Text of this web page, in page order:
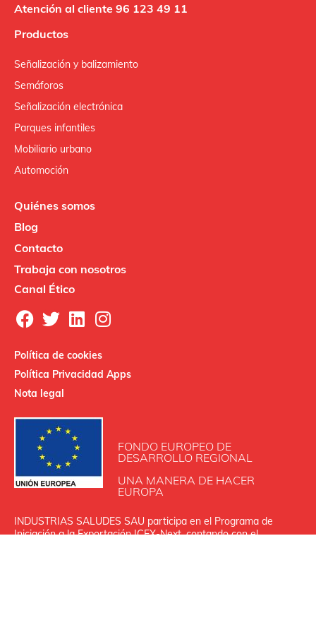
Atención al cliente 96 123 49 11
Productos
Señalización y balizamiento
Semáforos
Señalización electrónica
Parques infantiles
Mobiliario urbano
Automoción
Quiénes somos
Blog
Contacto
Trabaja con nosotros
Canal Ético
Política de cookies
Política Privacidad Apps
Nota legal
FONDO EUROPEO DE
DESARROLLO REGIONAL
UNA MANERA DE HACER
EUROPA
INDUSTRIAS SALUDES SAU participa en el Programa de
Iniciación a la Exportación ICEX‐Next, contando con el